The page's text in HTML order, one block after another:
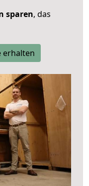
sparen, das
erhalten